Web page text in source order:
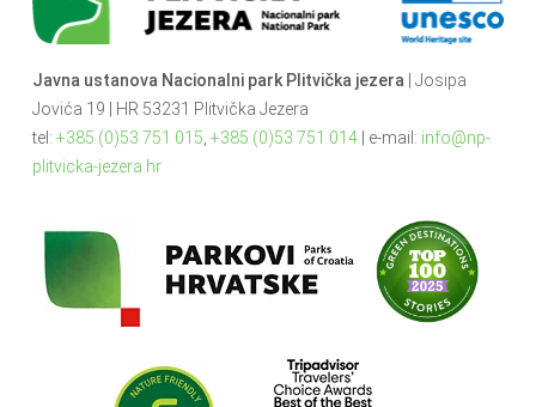
Javna ustanova Nacionalni park Plitvička jezera| Josipa
Jovića 19 | HR 53231 Plitvička Jezera
tel: +385 (0)53 751 015, +385 (0)53 751 014| e-mail: info@np-
plitvicka-jezera.hr